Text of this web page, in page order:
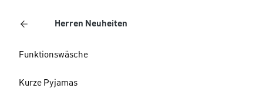
Herren Neuheiten
Funktionswäsche
Kurze Pyjamas